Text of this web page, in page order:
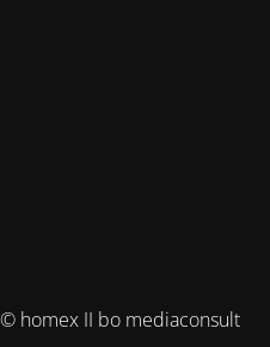
© homex II bo mediaconsult